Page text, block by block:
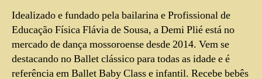
Idealizado e fundado pela bailarina e Profissional de
Educação Física Flávia de Sousa, a Demi Plié está no
mercado de dança mossoroense desde 2014. Vem se
destacando no Ballet clássico para todas as idade e é
referência em Ballet Baby Class e infantil. Recebe bebês